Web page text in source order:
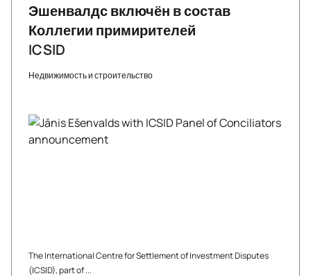
Эшенвалдс включён в состав
Коллегии примирителей
ICSID
Недвижимость и строительство
The International Centre for Settlement of Investment Disputes
(ICSID), part of ...